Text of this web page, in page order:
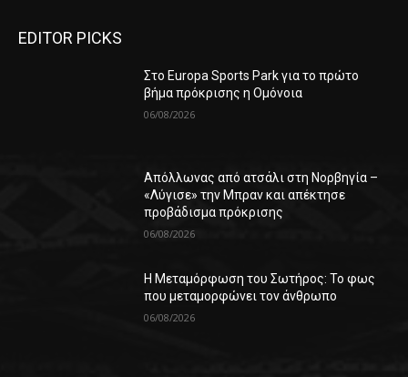
EDITOR PICKS
Στο Europa Sports Park για το πρώτο
βήμα πρόκρισης η Ομόνοια
06/08/2026
Απόλλωνας από ατσάλι στη Νορβηγία –
«Λύγισε» την Μπραν και απέκτησε
προβάδισμα πρόκρισης
06/08/2026
Η Μεταμόρφωση του Σωτήρος: Το φως
που μεταμορφώνει τον άνθρωπο
06/08/2026